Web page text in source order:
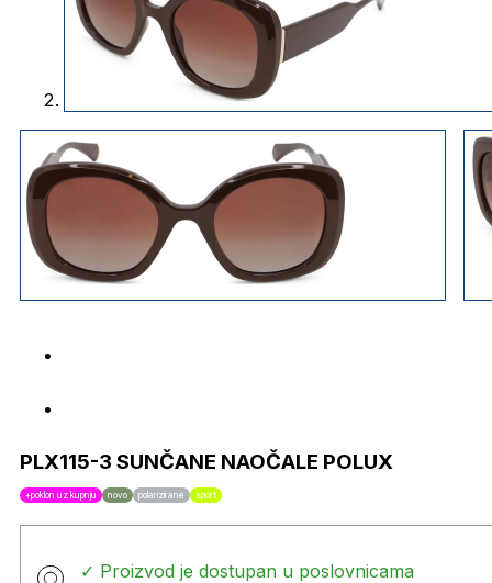
PLX115-3 SUNČANE NAOČALE POLUX
+poklon uz kupnju novo polarizirane sport
✓ Proizvod je dostupan u poslovnicama